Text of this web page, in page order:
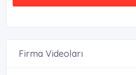
Firma Videoları